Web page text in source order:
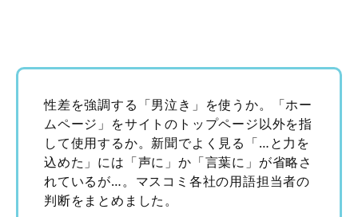
性差を強調する「男泣き」を使うか。「ホー
ムページ」をサイトのトップページ以外を指
して使用するか。新聞でよく見る「…と力を
込めた」には「声に」か「言葉に」が省略さ
れているが…。マスコミ各社の用語担当者の
判断をまとめました。